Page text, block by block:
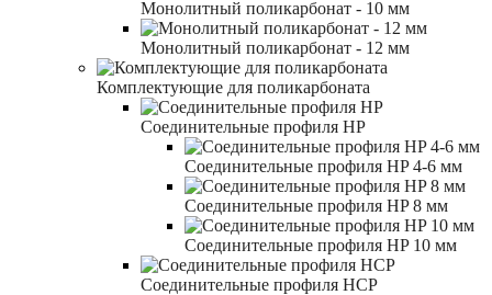
Монолитный поликарбонат - 10 мм
Монолитный поликарбонат - 12 мм
Комплектующие для поликарбоната
Соединительные профиля HP
Соединительные профиля HP 4-6 мм
Соединительные профиля HP 8 мм
Соединительные профиля HP 10 мм
Соединительные профиля HCP